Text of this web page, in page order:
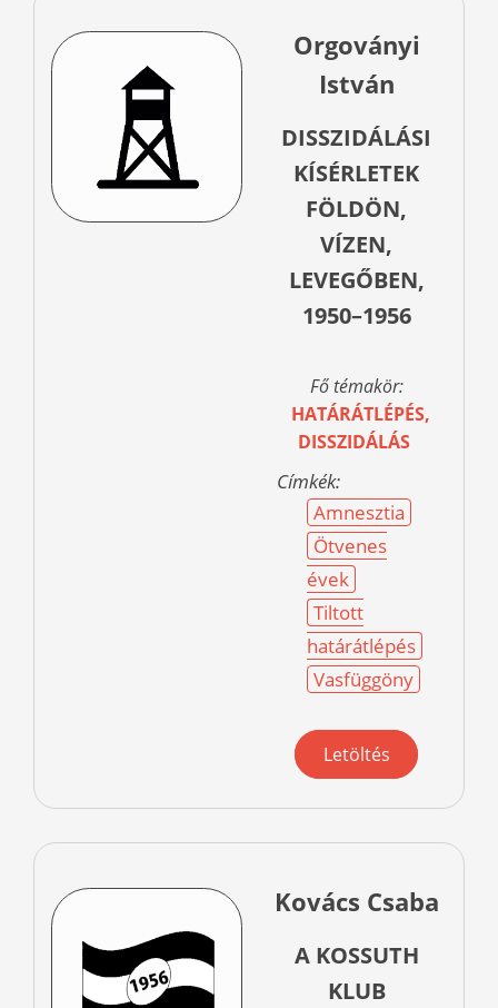
Orgoványi
István
DISSZIDÁLÁSI
KÍSÉRLETEK
FÖLDÖN,
VÍZEN,
LEVEGŐBEN,
1950–1956
Fő témakör:
HATÁRÁTLÉPÉS,
DISSZIDÁLÁS
Címkék:
Amnesztia
Ötvenes
évek
Tiltott
határátlépés
Vasfüggöny
Letöltés
Kovács Csaba
A KOSSUTH
KLUB